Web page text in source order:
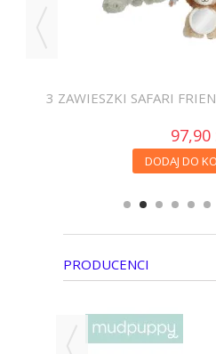
3 ZAWIESZKI SAFARI
97,90
DODAJ DO
PRODUCENCI